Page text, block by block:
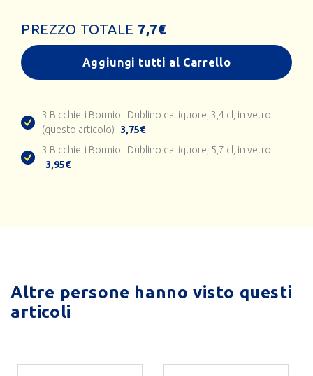
PREZZO TOTALE 7,7€
Aggiungi tutti al Carrello
3 Bicchieri Bormioli Dublino da liquore, 3,4 cl, in vetro
(questo articolo)
3,75€
3 Bicchieri Bormioli Dublino da liquore, 5,7 cl, in vetro
3,95€
Altre persone hanno visto questi
articoli